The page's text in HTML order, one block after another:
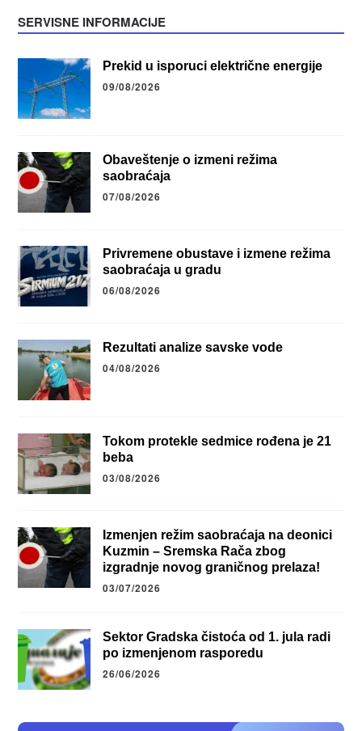
SERVISNE INFORMACIJE
Prekid u isporuci električne energije
09/08/2026
Obaveštenje o izmeni režima
saobraćaja
07/08/2026
Privremene obustave i izmene režima
saobraćaja u gradu
06/08/2026
Rezultati analize savske vode
04/08/2026
Tokom protekle sedmice rođena je 21
beba
03/08/2026
Izmenjen režim saobraćaja na deonici
Kuzmin – Sremska Rača zbog
izgradnje novog graničnog prelaza!
03/07/2026
Sektor Gradska čistoća od 1. jula radi
po izmenjenom rasporedu
26/06/2026